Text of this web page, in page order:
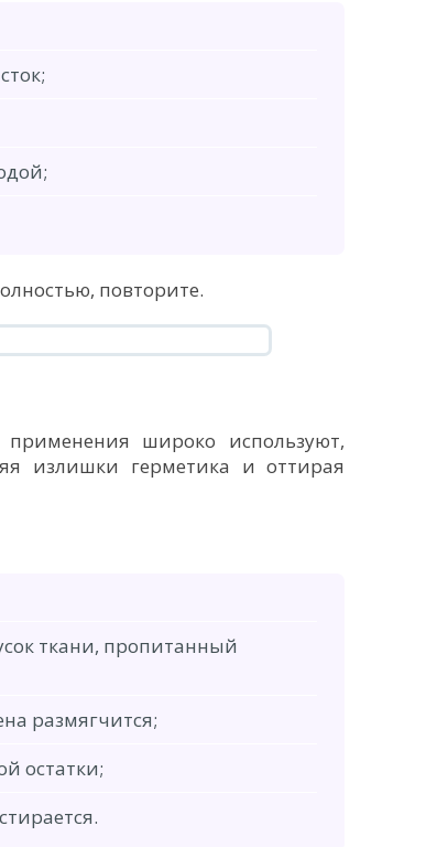
повторите.
широко используют,
излишки герметика и оттирая
ткани, пропитанный
размягчится;
остатки;